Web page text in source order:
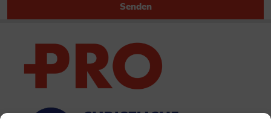
Senden